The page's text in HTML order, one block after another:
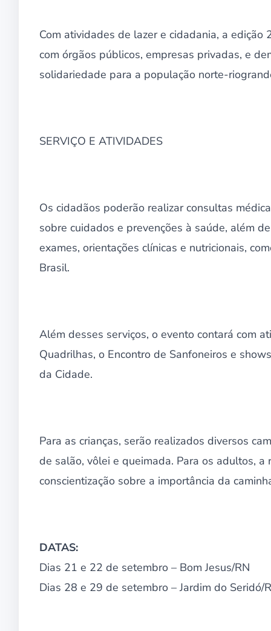
Com atividades de lazer e cidadania, a
com órgãos públicos, empresas privadas, e
solidariedade para a população norte-
SERVIÇO E ATIVIDADES
Os cidadãos poderão realizar consultas
sobre cuidados e prevenções à saúde, além
exames, orientações clínicas e nutricionais,
Brasil.
Além desses serviços, o evento contará com
Quadrilhas, o Encontro de Sanfoneiros e
da Cidade.
Para as crianças, serão realizados diversos
de salão, vôlei e queimada. Para os adultos,
conscientização sobre a importância da
DATAS:
Dias 21 e 22 de setembro – Bom Jesus/RN
Dias 28 e 29 de setembro – Jardim do Seridó/